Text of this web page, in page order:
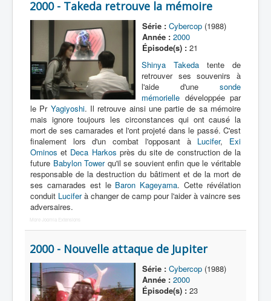
2000 - Takeda retrouve la mémoire
Série : Cybercop (1988)
Année : 2000
Épisode(s) : 21
Shinya Takeda tente de
retrouver ses souvenirs à
l'aide d'une sonde
mémorielle développée par
le Pr Yagiyoshi. Il retrouve ainsi une partie de sa mémoire
mais ignore toujours les circonstances qui ont causé la
mort de ses camarades et l'ont projeté dans le passé. C'est
finalement lors d'un combat l'opposant à Lucifer, Exi
Ominos et Deca Harkos près du site de construction de la
future Babylon Towerqu'il se souvient enfin que le véritable
responsable de la destruction du bâtiment et de la mort de
ses camarades est le Baron Kageyama. Cette révélation
conduit Luciferà changer de camp pour l'aider à vaincre ses
adversaires.
More Joomla Extensions
2000 - Nouvelle attaque de Jupiter
Série : Cybercop (1988)
Année : 2000
Épisode(s) : 23